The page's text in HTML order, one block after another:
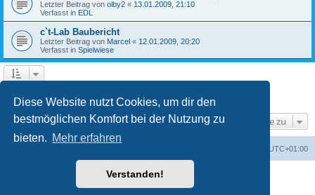
Diese Website nutzt Cookies, um dir den
bestmöglichen Komfort bei der Nutzung zu
bieten. Mehr erfahren
Verstanden!
Letzter Beitrag von olby2 « 13.01.2009, 21:10
Verfasst in EDL
c`t-Lab Baubericht
Letzter Beitrag von Marcel « 12.01.2009, 20:20
Verfasst in Spielwiese
Gehe zu
UTC+01:00
Powered byphpBB® Forum Software © phpBB Limited
phpBB.de